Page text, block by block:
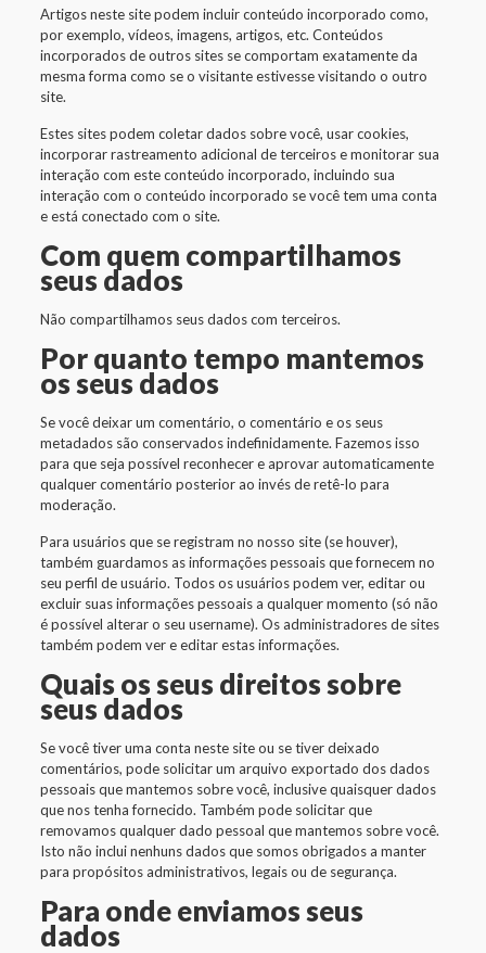
Artigos neste site podem incluir conteúdo incorporado como,
por exemplo, vídeos, imagens, artigos, etc. Conteúdos
incorporados de outros sites se comportam exatamente da
mesma forma como se o visitante estivesse visitando o outro
site.
Estes sites podem coletar dados sobre você, usar cookies,
incorporar rastreamento adicional de terceiros e monitorar sua
interação com este conteúdo incorporado, incluindo sua
interação com o conteúdo incorporado se você tem uma conta
e está conectado com o site.
Com quem compartilhamos
seus dados
Não compartilhamos seus dados com terceiros.
Por quanto tempo mantemos
os seus dados
Se você deixar um comentário, o comentário e os seus
metadados são conservados indefinidamente. Fazemos isso
para que seja possível reconhecer e aprovar automaticamente
qualquer comentário posterior ao invés de retê-lo para
moderação.
Para usuários que se registram no nosso site (se houver),
também guardamos as informações pessoais que fornecem no
seu perfil de usuário. Todos os usuários podem ver, editar ou
excluir suas informações pessoais a qualquer momento (só não
é possível alterar o seu username). Os administradores de sites
também podem ver e editar estas informações.
Quais os seus direitos sobre
seus dados
Se você tiver uma conta neste site ou se tiver deixado
comentários, pode solicitar um arquivo exportado dos dados
pessoais que mantemos sobre você, inclusive quaisquer dados
que nos tenha fornecido. Também pode solicitar que
removamos qualquer dado pessoal que mantemos sobre você.
Isto não inclui nenhuns dados que somos obrigados a manter
para propósitos administrativos, legais ou de segurança.
Para onde enviamos seus
dados